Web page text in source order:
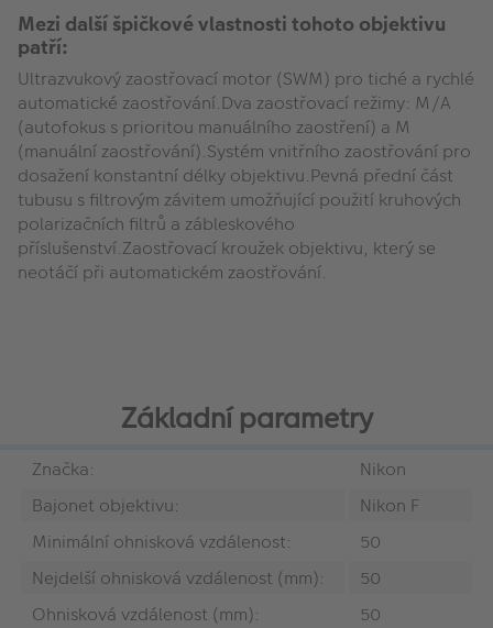
Mezi další špičkové vlastnosti tohoto objektivu
patří:
Ultrazvukový zaostřovací motor (SWM) pro tiché a rychlé
automatické zaostřování.Dva zaostřovací režimy: M/A
(autofokus s prioritou manuálního zaostření) a M
(manuální zaostřování).Systém vnitřního zaostřování pro
dosažení konstantní délky objektivu.Pevná přední část
tubusu s filtrovým závitem umožňující použití kruhových
polarizačních filtrů a zábleskového
příslušenství.Zaostřovací kroužek objektivu, který se
neotáčí při automatickém zaostřování.
Základní parametry
Značka:
Nikon
Bajonet objektivu:
Nikon F
Minimální ohnisková vzdálenost:
50
Nejdelší ohnisková vzdálenost (mm):
50
Ohnisková vzdálenost (mm):
50